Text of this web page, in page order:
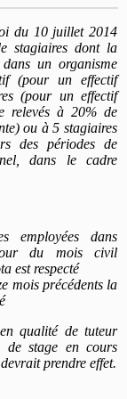
du 10 juillet 2014
stagiaires dont la
un organisme
(pour un effectif
(pour un effectif
relevés à 20% de
ou à 5 stagiaires
des périodes de
dans le cadre
employées dans
du mois civil
est respecté
mois précédents la
qualité de tuteur
de stage en cours
prendre effet.